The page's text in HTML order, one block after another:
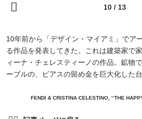
10年前から「デザイン・マイアミ」でア
る作品を発表してきた。これは建築家で
ィーナ・チェレスティーノの作品。鉱物
ーブルの、ピアスの留め金を巨大化した台